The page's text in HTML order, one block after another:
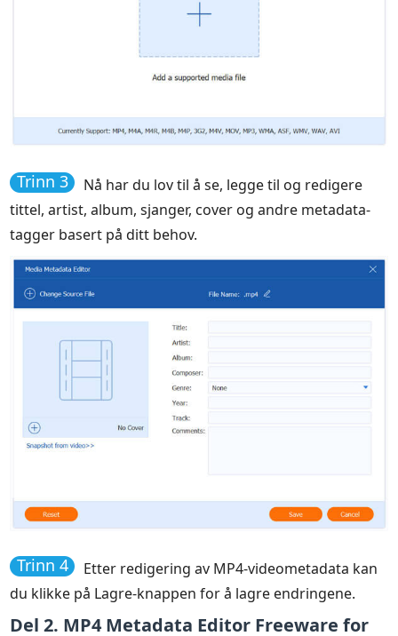
Trinn 3
Nå har du lov til å se, legge til og redigere
tittel, artist, album, sjanger, cover og andre metadata-
tagger basert på ditt behov.
Trinn 4
Etter redigering av MP4-videometadata kan
du klikke på Lagre-knappen for å lagre endringene.
Del 2. MP4 Metadata Editor Freeware for